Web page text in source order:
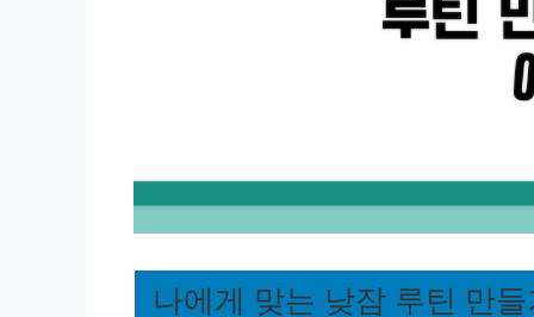
나에게 맞는 낮잠 루틴 만들